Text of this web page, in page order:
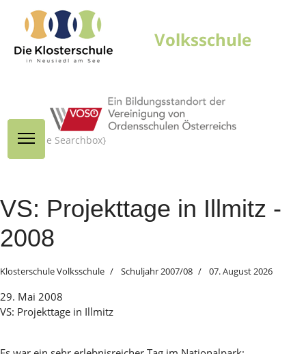
{module Searchbox}
VS: Projekttage in Illmitz -
2008
Klosterschule Volksschule Schuljahr 2007/08 07. August 2026
29. Mai 2008
VS: Projekttage in Illmitz